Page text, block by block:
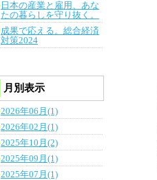
日本の産業と雇用、あな
たの暮らしを守り抜く。
成果で応える。総合経済
対策2024
月別表示
2026年06月(1)
2026年02月(1)
2025年10月(2)
2025年09月(1)
2025年07月(1)